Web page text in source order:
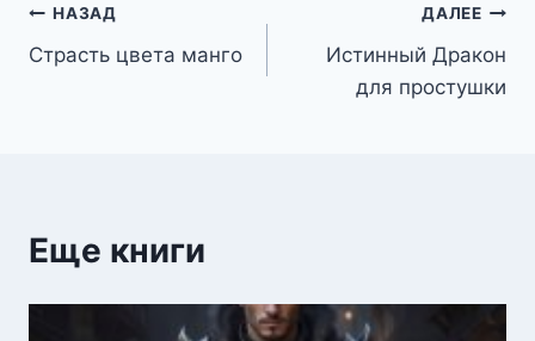
Навигация
по
НАЗАД
Страсть цвета манго
ДАЛЕЕ
Истинный Дракон
для простушки
Еще книги